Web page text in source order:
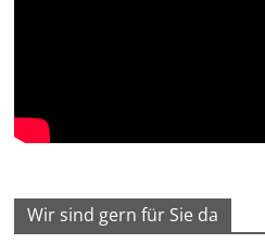
Wir sind gern für Sie da